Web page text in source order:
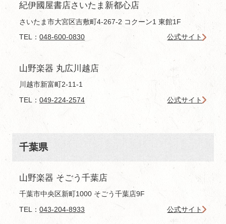
紀伊國屋書店さいたま新都心店
さいたま市大宮区吉敷町4-267-2 コクーン1 東館1F
TEL：048-600-0830 公式サイト
山野楽器 丸広川越店
川越市新富町2-11-1
TEL：049-224-2574 公式サイト
千葉県
山野楽器 そごう千葉店
千葉市中央区新町1000 そごう千葉店9F
TEL：043-204-8933 公式サイト